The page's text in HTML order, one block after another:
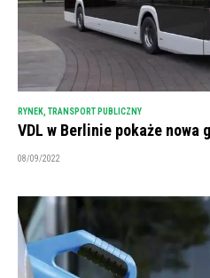
RYNEK TRANSPORT PUBLICZNY
VDL w Berlinie pokaże nowa
08/09/2022